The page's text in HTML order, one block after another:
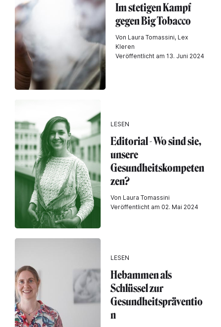
Im stetigen Kampf
gegen Big Tobacco
Von Laura Tomassini, Lex
Kleren
Veröffentlicht am 13. Juni 2024
LESEN
Editorial - Wo sind sie,
unsere
Gesundheitskompeten
zen?
Von Laura Tomassini
Veröffentlicht am 02. Mai 2024
LESEN
Hebammen als
Schlüssel zur
Gesundheitspräventio
n